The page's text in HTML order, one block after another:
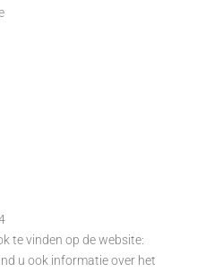
te vinden op de website:
u ook informatie over het